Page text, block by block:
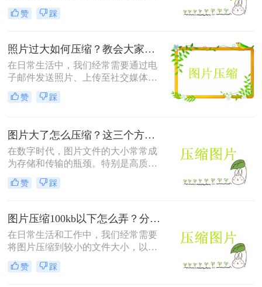
满足特定平台的要求。那么怎么压缩
照片的方法呢？本文将介绍四种有效
这些需求。
赞 踩
照片过大如何压缩？教会大家这4种压缩方法！
在日常生活中，我们经常需要通过电
子邮件发送照片、上传至社交媒体或
用于网页设计等。然而，原始照片文
件通常较大，这不仅会占用大量存储
何压缩变得尤为重要。以下是四种常
用的图片压缩方法，帮助您轻松解决
这一问题。
赞 踩
图片大了怎么压缩？这三个方法帮你轻松解决！
在数字时代，图片文件的大小常常成
为存储和传输的瓶颈。特别是高质量
的图片，其文件体积往往较大，不仅
占用大量存储空间，还会影响上传速
么压缩呢？以下是四种常用的图片压
缩方法，帮助您轻松解决这一问题。
赞 踩
图片压缩100kb以下怎么弄？分享4个高效压缩方法！
在日常生活和工作中，我们经常需要
将图片压缩到较小的文件大小，以便
于上传、发送或存储。将图片压缩到
100KB以下是一个常见的需求。那么
赞 踩